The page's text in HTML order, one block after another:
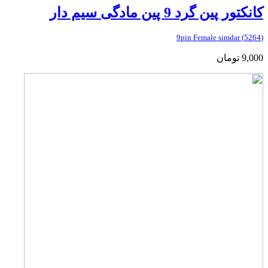
کانکتور پین گرد 9 پین مادگی سیم دار
(5264) 9pin Female simdar
9,000 تومان